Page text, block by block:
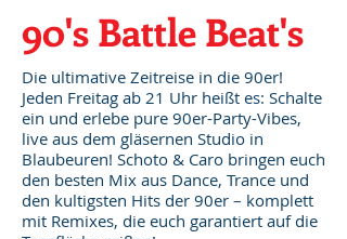
90's Battle Beat's
Die ultimative Zeitreise in die 90er!
Jeden Freitag ab 21 Uhr heißt es: Schalte
ein und erlebe pure 90er-Party-Vibes,
live aus dem gläsernen Studio in
Blaubeuren! Schoto & Caro bringen euch
den besten Mix aus Dance, Trance und
den kultigsten Hits der 90er – komplett
mit Remixes, die euch garantiert auf die